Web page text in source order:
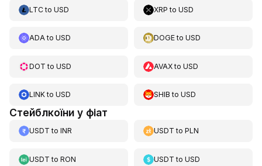
LTCto USD XRP toUSD
ADAto USD DOGEtoUSD
DOT to USD AVAXtoUSD
LINKto USD SHIB toUSD
Стейблкоїни у фіат
USDT to INR USDT toPLN
USDT to RON USDT toUSD